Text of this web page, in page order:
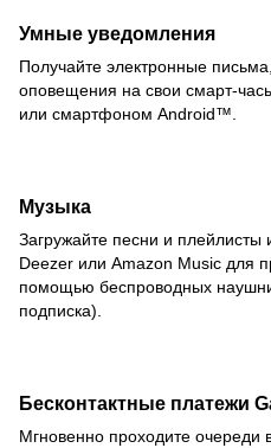
Умные уведомления
Получайте электронные
оповещения на свои смарт-
или смартфоном Android™.
Музыка
Загружайте песни и плейлисты
Deezer или Amazon Music для
помощью беспроводных
подписка).
Бесконтактные платежи
Мгновенно проходите очереди